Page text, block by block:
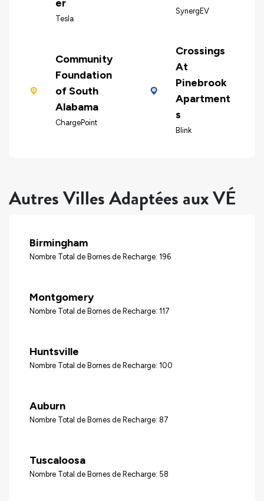
er
Tesla
SynergEV
Community
Foundation
of South
Alabama
ChargePoint
Crossings
At
Pinebrook
Apartment
s
Blink
Autres Villes Adaptées aux VÉ
Birmingham
Nombre Total de Bornes de Recharge: 196
Montgomery
Nombre Total de Bornes de Recharge: 117
Huntsville
Nombre Total de Bornes de Recharge: 100
Auburn
Nombre Total de Bornes de Recharge: 87
Tuscaloosa
Nombre Total de Bornes de Recharge: 58